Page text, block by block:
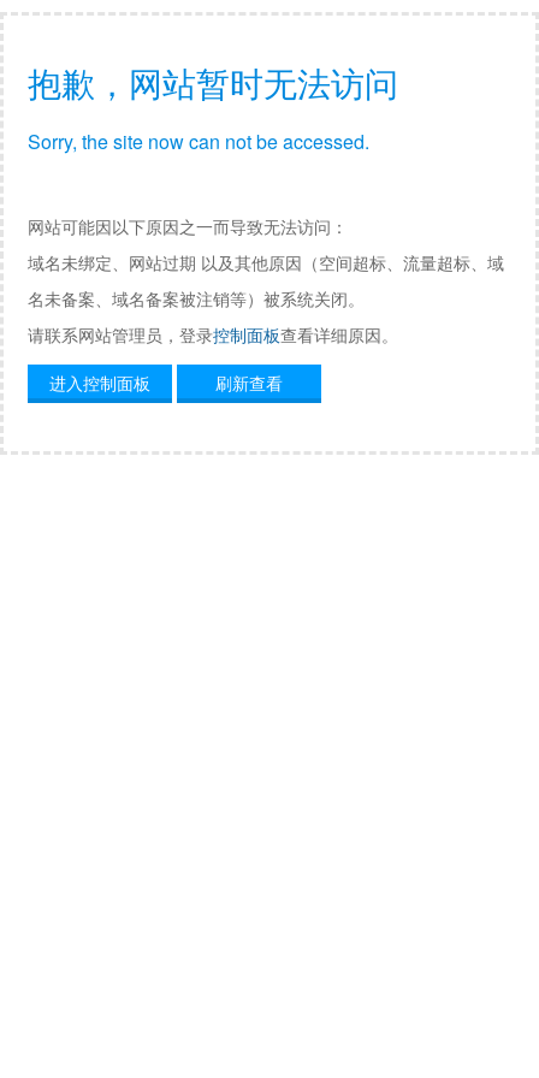
抱歉，网站暂时无法访问
Sorry, the site now can not be accessed.
网站可能因以下原因之一而导致无法访问：
域名未绑定、网站过期 以及其他原因（空间超标、流量超标、域
名未备案、域名备案被注销等）被系统关闭。
请联系网站管理员，登录控制面板查看详细原因。
进入控制面板
刷新查看